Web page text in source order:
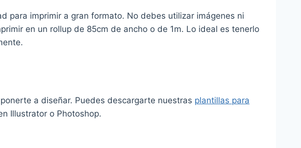
para imprimir a gran formato. No debes utilizar imágenes ni
en un rollup de 85cm de ancho o de 1m. Lo ideal es tenerlo
a diseñar. Puedes descargarte nuestras plantillas para
Illustrator o Photoshop.